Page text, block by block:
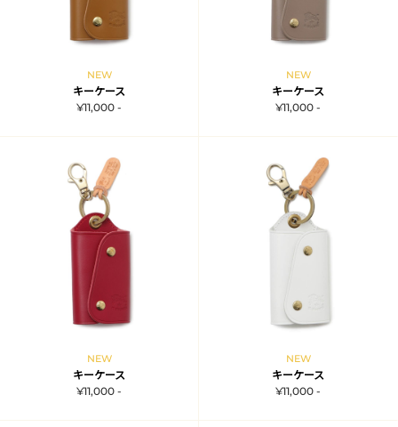
NEW
キーケース
¥11,000 -
NEW
キーケース
¥11,000 -
NEW
キーケース
¥11,000 -
NEW
キーケース
¥11,000 -